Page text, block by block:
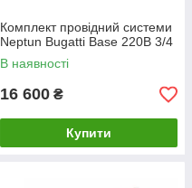
Комплект провідний системи
Neptun Bugatti Base 220B 3/4
В наявності
16 600 ₴
Купити